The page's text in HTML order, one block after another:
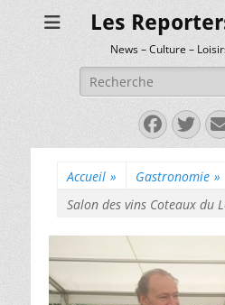
Les
News – Culture –
Rechercher :
Accueil » Gastronomie »
Salon des vins Coteaux du